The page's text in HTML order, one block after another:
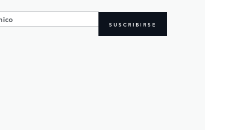
SUSCRIBIRSE